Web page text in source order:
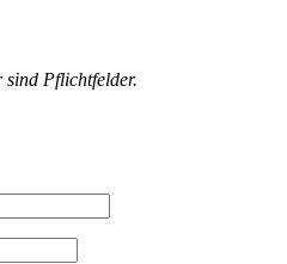
sind Pflichtfelder.